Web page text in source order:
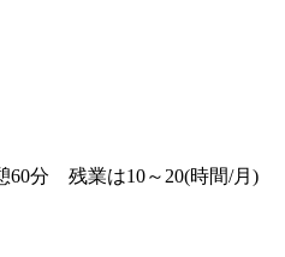
60分 残業は10～20(時間/月)